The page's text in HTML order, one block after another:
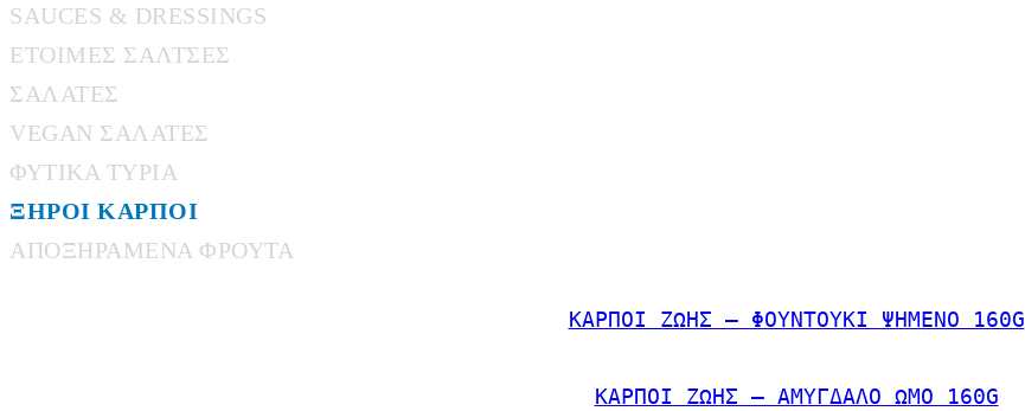
SAUCES & DRESSINGS
ΕΤΟΙΜΕΣ ΣΑΛΤΣΕΣ
ΣΑΛΑΤΕΣ
VEGAN ΣΑΛΑΤΕΣ
ΦΥΤΙΚΑ ΤΥΡΙΑ
ΞΗΡΟΙ ΚΑΡΠΟΙ
ΑΠΟΞΗΡΑΜΕΝΑ ΦΡΟΥΤΑ
ΚΑΡΠΟΙ ΖΩΗΣ – ΦΟΥΝΤΟΥΚΙ ΨΗΜΕΝΟ 160G
ΚΑΡΠΟΙ ΖΩΗΣ – ΑΜΥΓΔΑΛΟ ΩΜΟ 160G